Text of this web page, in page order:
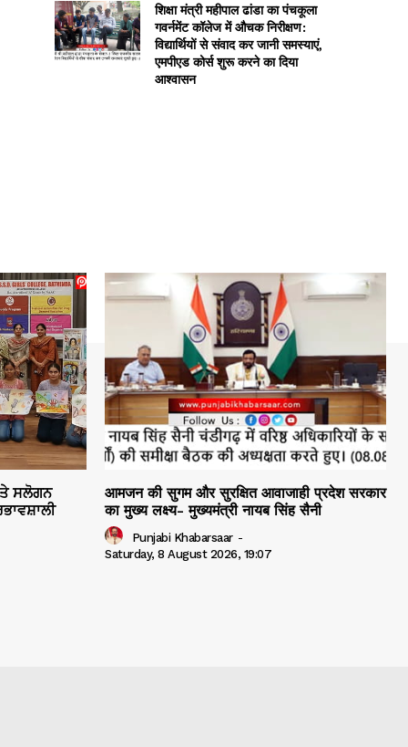
शिक्षा मंत्री महीपाल ढांडा का पंचकूला
गवर्नमेंट कॉलेज में औचक निरीक्षण:
विद्यार्थियों से संवाद कर जानी समस्याएं,
एमपीएड कोर्स शुरू करने का दिया
आश्वासन
ਸਲੋਗਨ
आमजन की सुगम और सुरक्षित आवाजाही प्रदेश सरकार
का मुख्य लक्ष्य- मुख्यमंत्री नायब सिंह सैनी
Punjabi Khabarsaar -
Saturday, 8 August 2026, 19:07